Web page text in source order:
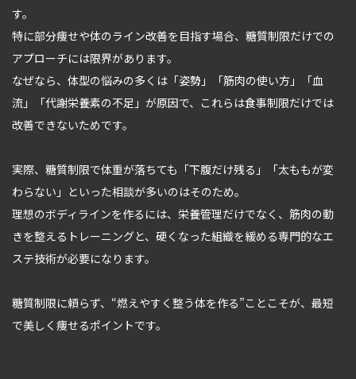
す。
特に部分痩せや体のライン改善を目指す場合、糖質制限だけでの
アプローチには限界があります。
なぜなら、体型の悩みの多くは「姿勢」「筋肉の使い方」「血
流」「代謝栄養素の不足」が原因で、これらは食事制限だけでは
改善できないためです。
実際、糖質制限で体重が落ちても「下腹だけ残る」「太ももが変
わらない」といった相談が多いのはそのため。
理想のボディラインを作るには、栄養管理だけでなく、筋肉の動
きを整えるトレーニングと、硬くなった組織を緩める専門的なエ
ステ技術が必要になります。
糖質制限に頼らず、“燃えやすく整う体を作る”ことこそが、最短
で美しく痩せるポイントです。